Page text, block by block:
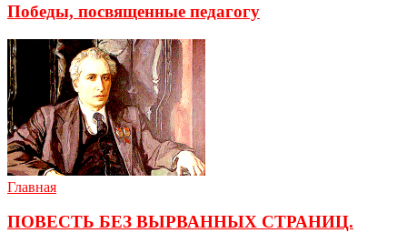
Победы, посвященные педагогу
Главная
ПОВЕСТЬ БЕЗ ВЫРВАННЫХ СТРАНИЦ.